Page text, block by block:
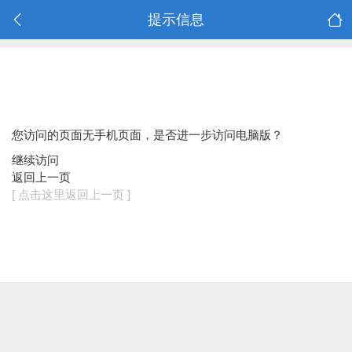
提示信息
您访问的页面无手机页面，是否进一步访问电脑版？
继续访问
返回上一页
[ 点击这里返回上一页 ]